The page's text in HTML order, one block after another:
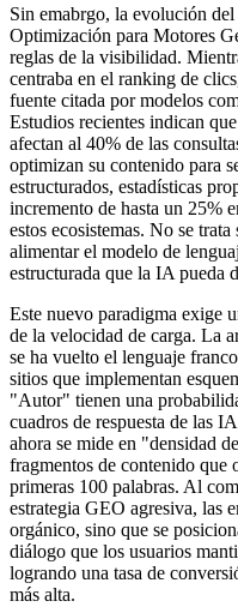
Sin emabrgo, la evolución
Optimización para Motores
reglas de la visibilidad.
centraba en el ranking de
fuente citada por modelos
Estudios recientes indican
afectan al 40% de las
optimizan su contenido para
estructurados, estadísticas
incremento de hasta un 25%
estos ecosistemas. No se
alimentar el modelo de
estructurada que la IA pueda
Este nuevo paradigma exige
de la velocidad de carga. La
se ha vuelto el lenguaje
sitios que implementan
"Autor" tienen una
cuadros de respuesta de las
ahora se mide en "densidad
fragmentos de contenido que
primeras 100 palabras. Al
estrategia GEO agresiva, las
orgánico, sino que se
diálogo que los usuarios
logrando una tasa de
más alta.